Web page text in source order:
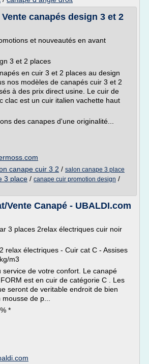
canapés design 3 et 2
et nouveautés en avant
3 et 2 places
en cuir 3 et 2 places au design
nos modèles de canapés cuir 3 et 2
à des prix direct usine. Le cuir de
clac est un cuir italien vachette haut
des canapes d'une originalité...
canape cuir 3 2 / salon canape 3 place
3 place / canape cuir promotion design /
Vente Canapé - UBALDI.com
3 places 2relax électriques cuir noir
relax électriques - Cuir cat C - Assises
m3
service de votre confort. Le canapé
est en cuir de catégorie C . Les
seront de veritable endroit de bien
de p...
*